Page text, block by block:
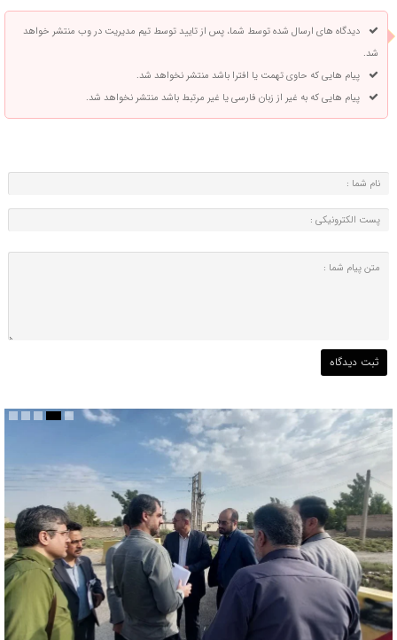
دیدگاه های ارسال شده توسط شما، پس از تایید توسط تیم مدیریت در وب منتشر خواهد
شد.
پیام هایی که حاوی تهمت یا افترا باشد منتشر نخواهد شد.
پیام هایی که به غیر از زبان فارسی یا غیر مرتبط باشد منتشر نخواهد شد.